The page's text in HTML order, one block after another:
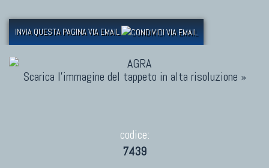
INVIA QUESTA PAGINA VIA EMAIL
Scarica l'immagine del tappeto in alta risoluzione »
codice:
7439